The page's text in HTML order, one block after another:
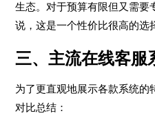
生态。对于预算有限但又需要
说，这是一个性价比很高的选
三、主流在线客服
为了更直观地展示各款系统的
对比总结：